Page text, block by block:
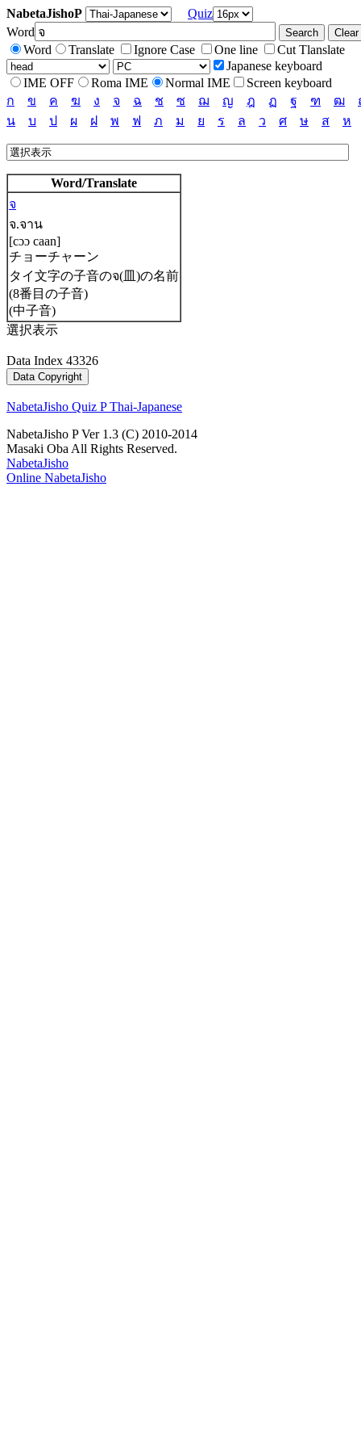
NabetaJishoP
Quiz
Word
Word
Translate Ignore Case One line
Cut Tlanslate
Japanese keyboard
IME OFF
Roma IME Normal IME
Screen keyboard
ก
ข ค ฆ ง จ ฉ ช ซ ฌ ญ ฎ ฏ ฐ ฑ ฒ
น
บ ป ผ ฝ พ ฟ ภ ม ย ร ล ว ศ ษ ส ห
Word/Translate
จ
จ.จาน
[cɔɔ caan]
チョーチャーン
タイ文字の子音のจ(皿)の名前
(8番目の子音)
(中子音)
選択表示
Data Index 43326
NabetaJisho Quiz P Thai-Japanese
NabetaJisho P Ver 1.3 (C) 2010-2014
Masaki Oba All Rights Reserved.
NabetaJisho
Online NabetaJisho